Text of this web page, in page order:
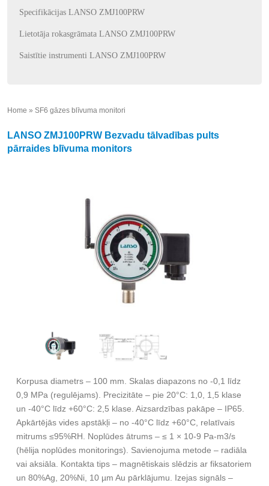
Specifikācijas LANSO ZMJ100PRW
Lietotāja rokasgrāmata LANSO ZMJ100PRW
Saistītie instrumenti LANSO ZMJ100PRW
Home » SF6 gāzes blīvuma monitori
LANSO ZMJ100PRW Bezvadu tālvadības pults
pārraides blīvuma monitors
Korpusa diametrs – 100 mm. Skalas diapazons no -0,1 līdz
0,9 MPa (regulējams). Precizitāte – pie 20°C: 1,0, 1,5 klase
un -40°C līdz +60°C: 2,5 klase. Aizsardzības pakāpe – IP65.
Apkārtējās vides apstākļi – no -40°C līdz +60°C, relatīvais
mitrums ≤95%RH. Noplūdes ātrums – ≤ 1 × 10-9 Pa-m3/s
(hēlija noplūdes monitorings). Savienojuma metode – radiāla
vai aksiāla. Kontakta tips – magnētiskais slēdzis ar fiksatoriem
un 80%Ag, 20%Ni, 10 µm Au pārklājumu. Izejas signāls –